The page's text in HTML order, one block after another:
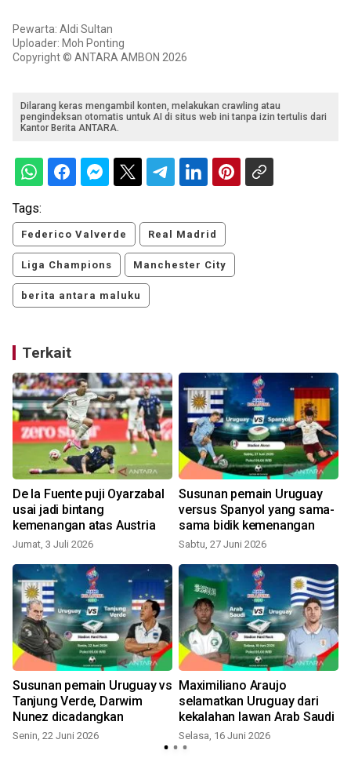
Pewarta: Aldi Sultan
Uploader: Moh Ponting
Copyright © ANTARA AMBON 2026
Dilarang keras mengambil konten, melakukan crawling atau
pengindeksan otomatis untuk AI di situs web ini tanpa izin tertulis dari
Kantor Berita ANTARA.
Tags:
Federico Valverde Real Madrid
Liga Champions Manchester City
berita antara maluku
Terkait
De la Fuente puji Oyarzabal
usai jadi bintang
kemenangan atas Austria
Jumat, 3 Juli 2026
Susunan pemain Uruguay
versus Spanyol yang sama-
sama bidik kemenangan
Sabtu, 27 Juni 2026
Susunan pemain Uruguay vs
Tanjung Verde, Darwim
Nunez dicadangkan
Senin, 22 Juni 2026
Maximiliano Araujo
selamatkan Uruguay dari
kekalahan lawan Arab Saudi
Selasa, 16 Juni 2026